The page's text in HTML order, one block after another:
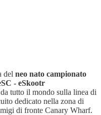
del neo nato campionato
- eSkootr
tutto il mondo sulla linea di
dedicato nella zona di
di fronte Canary Wharf.